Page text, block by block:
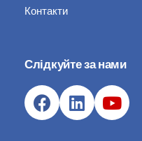
Контакти
Слідкуйте за нами